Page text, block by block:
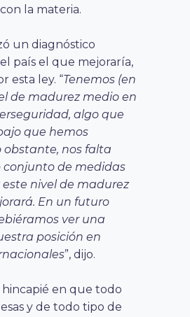
la materia.
un diagnóstico
país el que mejoraría,
esta ley. “Tenemos (en
de madurez medio en
algo que
que hemos
obstante, nos falta
de medidas
este nivel de madurez
En un futuro
ver una
posición en
”, dijo.
hincapié en que todo
y de todo tipo de